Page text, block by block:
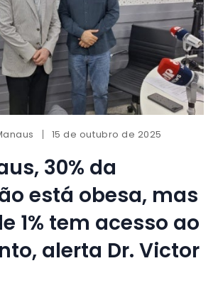
15 de outubro de 2025
30% da
está obesa, mas
1% tem acesso ao
alerta Dr. Victor